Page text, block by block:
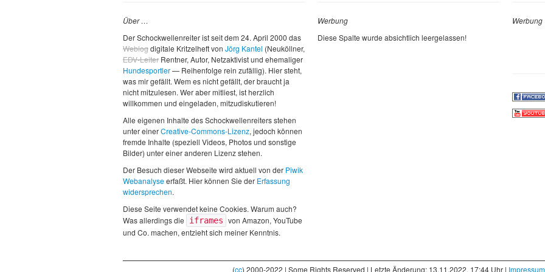
Über …
Der Schockwellenreiter ist seit dem 24. April 2000 das
Weblogdigitale Kritzelheft von Jörg Kantel (Neuköllner,
EDV-Leiter Rentner, Autor, Netzaktivist und ehemaliger
Hundesportler— Reihenfolge rein zufällig). Hier steht,
was mir gefällt. Wem es nicht gefällt, der braucht ja
nicht mitzulesen. Wer aber mitliest, ist herzlich
willkommen und eingeladen, mitzudiskutieren!
Alle eigenen Inhalte des Schockwellenreiters stehen
unter einerCreative-Commons-Lizenz, jedoch können
fremde Inhalte (speziell Videos, Photos und sonstige
Bilder) unter einer anderen Lizenz stehen.
Der Besuch dieser Webseite wird aktuell von der Piwik
Webanalyseerfaßt. Hier können Sie der Erfassung
widersprechen.
Diese Seite verwendet keine Cookies. Warum auch?
Was allerdings die
iframes von Amazon, YouTube
und Co. machen, entzieht sich meiner Kenntnis.
Werbung
Diese Spalte wurde absichtlich leergelassen!
Werbung
(cc) 2000-2022 | Some Rights Reserved | Letzte Änderung: 13.11.2022, 17:44 Uhr | Impressum